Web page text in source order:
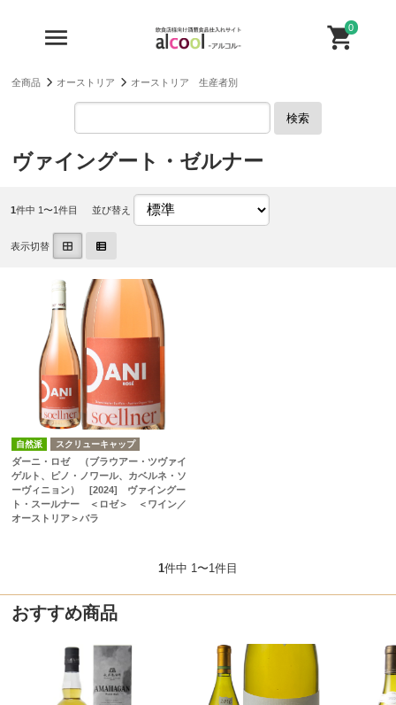
0
全商品 オーストリア オーストリア 生産者別
検索
ヴァイングート・ゼルナー
1件中 1〜1件目 並び替え
表示切替
自然派 スクリューキャップ
ダーニ・ロゼ （ブラウアー・ツヴァイ
ゲルト、ピノ・ノワール、カベルネ・ソ
ーヴィニョン） [2024] ヴァイングー
ト・スールナー ＜ロゼ＞ ＜ワイン／
オーストリア＞バラ
1件中 1〜1件目
おすすめ商品